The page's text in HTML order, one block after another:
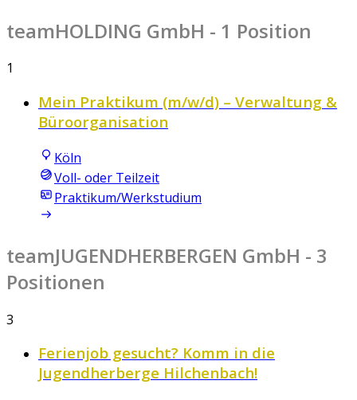
teamHOLDING GmbH - 1 Position
1
Mein Praktikum (m/w/d) – Verwaltung &
Büroorganisation
Köln
Voll- oder Teilzeit
Praktikum/Werkstudium
teamJUGENDHERBERGEN GmbH - 3
Positionen
3
Ferienjob gesucht? Komm in die
Jugendherberge Hilchenbach!